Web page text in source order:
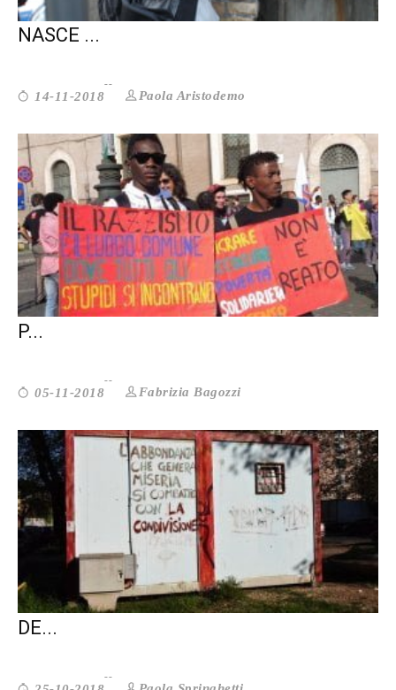
SALUTE MENTALE: IL PREGIUDIZIO
NASCE ...
14-11-2018 Paola Aristodemo
DECRETO SICUREZZA. GIRO DI VITE SUI
P...
05-11-2018 Fabrizia Bagozzi
PRO O CONTRO IL SHARING? I DILEMMI
DE...